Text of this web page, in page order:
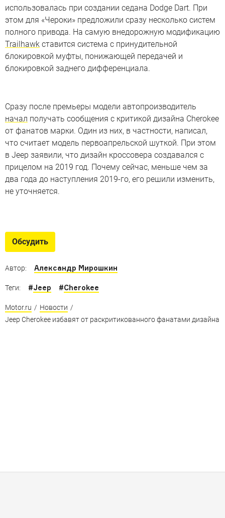
использовалась при создании седана Dodge Dart. При
этом для «Чероки» предложили сразу несколько систем
полного привода. На самую внедорожную модификацию
Trailhawk ставится система с принудительной
блокировкой муфты, понижающей передачей и
блокировкой заднего дифференциала.
Сразу после премьеры модели автопроизводитель
начал получать сообщения с критикой дизайна Cherokee
от фанатов марки. Один из них, в частности, написал,
что считает модель первоапрельской шуткой. При этом
в Jeep заявили, что дизайн кроссовера создавался с
прицелом на 2019 год. Почему сейчас, меньше чем за
два года до наступления 2019-го, его решили изменить,
не уточняется.
Самые известные машины 1990-х
Обсудить
Автор: Александр Мирошкин
Теги: #Jeep #Cherokee
Motor.ru / Новости /
Jeep Cherokee избавят от раскритикованного фанатами дизайна